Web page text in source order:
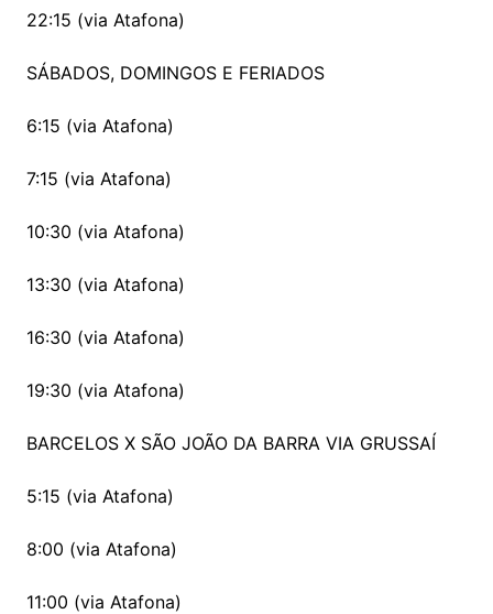
22:15 (via Atafona)
SÁBADOS, DOMINGOS E FERIADOS
6:15 (via Atafona)
7:15 (via Atafona)
10:30 (via Atafona)
13:30 (via Atafona)
16:30 (via Atafona)
19:30 (via Atafona)
BARCELOS X SÃO JOÃO DA BARRA VIA GRUSSAÍ
5:15 (via Atafona)
8:00 (via Atafona)
11:00 (via Atafona)